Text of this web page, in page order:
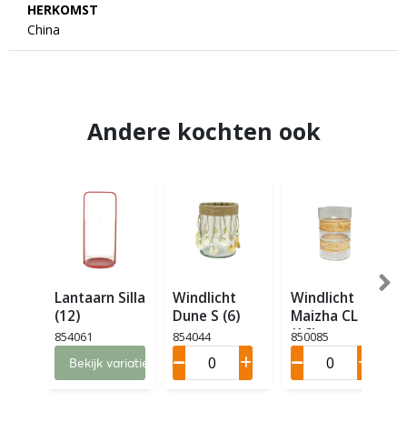
HERKOMST
China
Andere kochten ook
Lantaarn Silla
(12)
854061
Bekijk variaties
Windlicht
Dune S (6)
854044
Windlicht
Maizha CL M
(16)
850085